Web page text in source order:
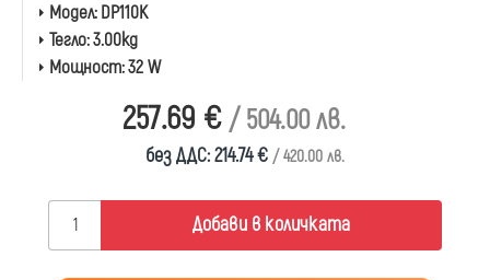
257.69 € / 504.00 лв.
без ДДС: 214.74 € / 420.00 лв.
Модел:DP110K
Тегло:3.00kg
Мощност:32 W
Добави в количката